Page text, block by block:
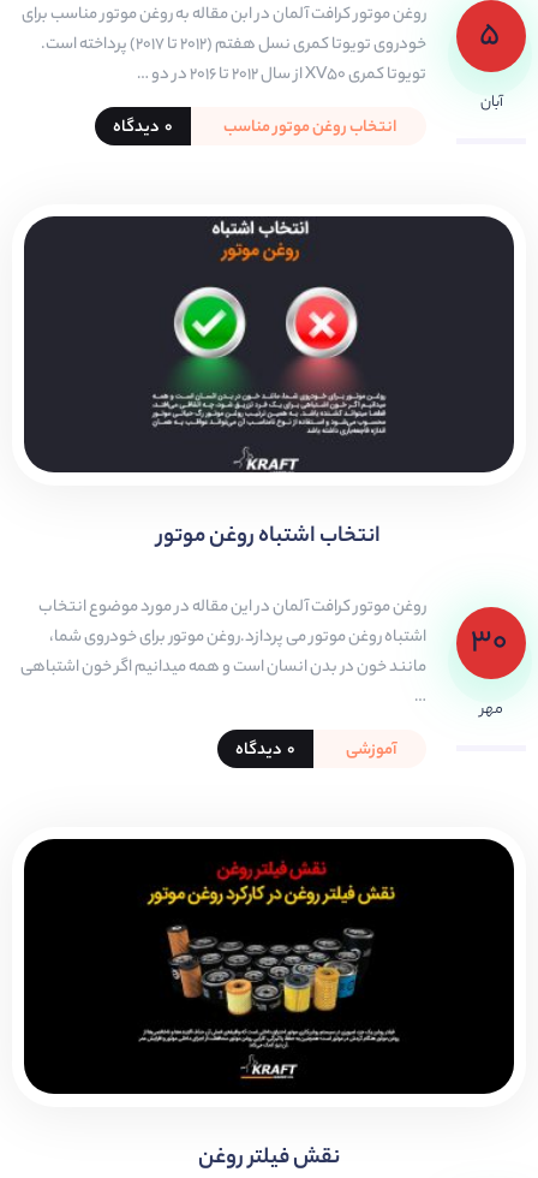
۵
آبان
روغن موتور کرافت آلمان در ابن مقاله به روغن موتور مناسب برای
خودروی تویوتا کمری نسل هفتم (2012 تا 2017) پرداخته است.
تویوتا کمری XV50 از سال 2012 تا 2016 در دو …
انتخاب روغن موتور مناسب
۰ دیدگاه
انتخاب اشتباه روغن موتور
۳۰
مهر
روغن موتور کرافت آلمان در این مقاله در مورد موضوع انتخاب
اشتباه روغن موتور می پردازد.روغن موتور برای خودروی شما،
مانند خون در بدن انسان است و همه میدانیم اگر خون اشتباهی
…
آموزشی
۰ دیدگاه
نقش فیلتر روغن